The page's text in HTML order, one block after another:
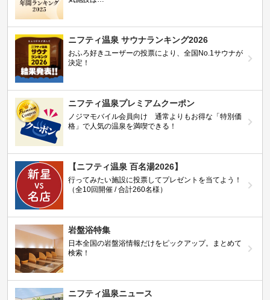
ニフティ温泉 サウナランキング2026
おふろ好きユーザーの投票により、全国No.1サウナが
決定！
ニフティ温泉プレミアムクーポン
ノジマモバイル会員向け 通常よりもお得な「特別価
格」で人気の温泉を満喫できる！
【ニフティ温泉 百名湯2026】
行ってみたい施設に投票してプレゼントを当てよう！
（全10回開催 / 合計260名様）
岩盤浴特集
日本全国の岩盤浴情報だけをピックアップ。まとめて
検索！
ニフティ温泉ニュース